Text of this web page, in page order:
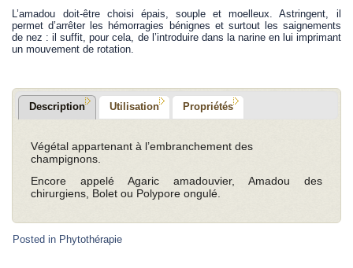
L’amadou doit-être choisi épais, souple et moelleux. Astringent, il
permet d’arrêter les hémorragies bénignes et surtout les saignements
de nez : il suffit, pour cela, de l’introduire dans la narine en lui imprimant
un mouvement de rotation.
Description Utilisation Propriétés
Végétal appartenant à l’embranchement des
champignons.
Encore appelé Agaric amadouvier, Amadou des
chirurgiens, Bolet ou Polypore ongulé.
Posted in Phytothérapie